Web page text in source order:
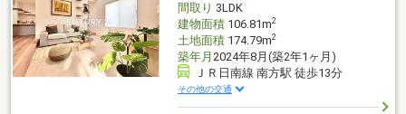
間取り 3LDK
建物面積106.81m2
土地面積174.79m2
築年月 2024年8月(築2年1ヶ月)
ＪＲ日南線 南方駅 徒歩13分
その他の交通